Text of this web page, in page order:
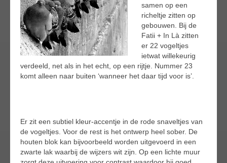
samen op een
richeltje zitten op
gebouwen. Bij de
Fatii + In Là zitten
er 22 vogeltjes
ietwat willekeurig
verdeeld, net als in het echt, op een rijtje. Nummer 23
komt alleen naar buiten ‘wanneer het daar tijd voor is’.
Er zit een subtiel kleur-accentje in de rode snaveltjes van
de vogeltjes. Voor de rest is het ontwerp heel sober. De
houten blok kan bijvoorbeeld worden uitgevoerd in een
zwarte lak waarbij de wijzers wit zijn. Op een lichte muur